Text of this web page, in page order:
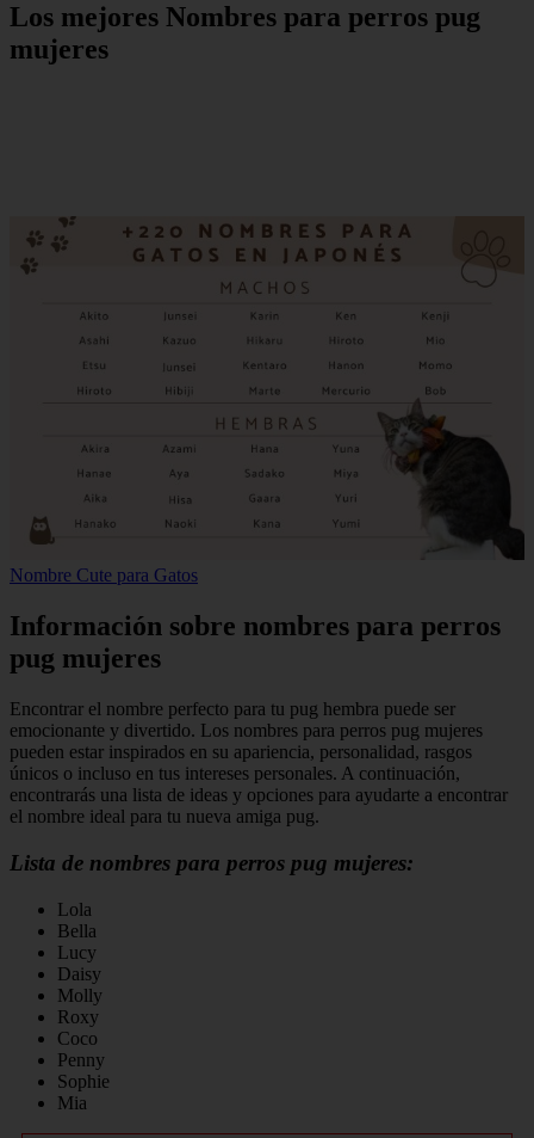
Los mejores Nombres para perros pug
mujeres
Nombre Cute para Gatos
Información sobre nombres para perros
pug mujeres
Encontrar el nombre perfecto para tu pug hembra puede ser
emocionante y divertido. Los nombres para perros pug mujeres
pueden estar inspirados en su apariencia, personalidad, rasgos
únicos o incluso en tus intereses personales. A continuación,
encontrarás una lista de ideas y opciones para ayudarte a encontrar
el nombre ideal para tu nueva amiga pug.
Lista de nombres para perros pug mujeres:
Lola
Bella
Lucy
Daisy
Molly
Roxy
Coco
Penny
Sophie
Mia